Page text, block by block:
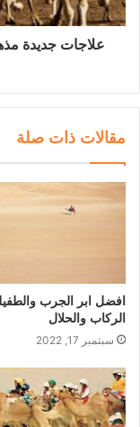
علاجات جديدة
مقالات ذات صلة
افضل ابر الجرب
الركاب والحلال
سبتمبر 17, 2022